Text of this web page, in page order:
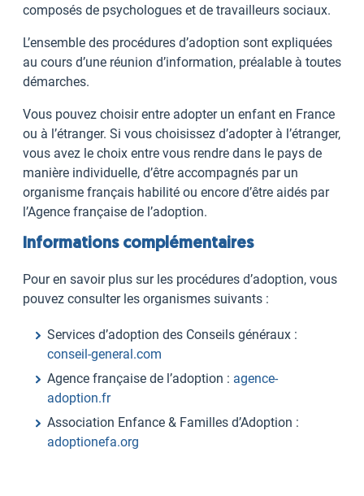
composés de psychologues et de travailleurs sociaux.
L’ensemble des procédures d’adoption sont expliquées
au cours d’une réunion d’information, préalable à toutes
démarches.
Vous pouvez choisir entre adopter un enfant en France
ou à l’étranger. Si vous choisissez d’adopter à l’étranger,
vous avez le choix entre vous rendre dans le pays de
manière individuelle, d’être accompagnés par un
organisme français habilité ou encore d’être aidés par
l’Agence française de l’adoption.
Informations complémentaires
Pour en savoir plus sur les procédures d’adoption, vous
pouvez consulter les organismes suivants :
Services d’adoption des Conseils généraux :
conseil-general.com
Agence française de l’adoption : agence-
adoption.fr
Association Enfance & Familles d’Adoption :
adoptionefa.org